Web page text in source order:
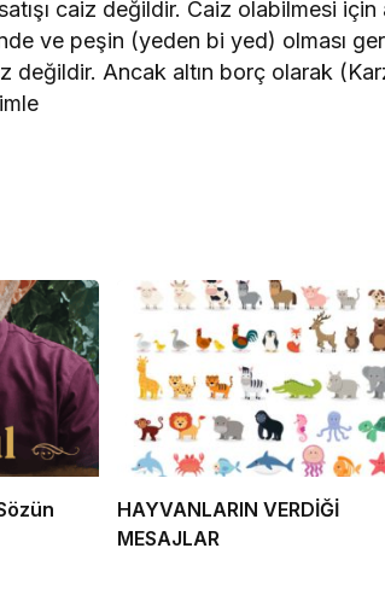
caiz değildir. Caiz olabilmesi için
ve peşin (yeden bi yed) olması
değildir. Ancak altın borç olarak
HAYVANLARIN VERDİĞİ
MESAJLAR